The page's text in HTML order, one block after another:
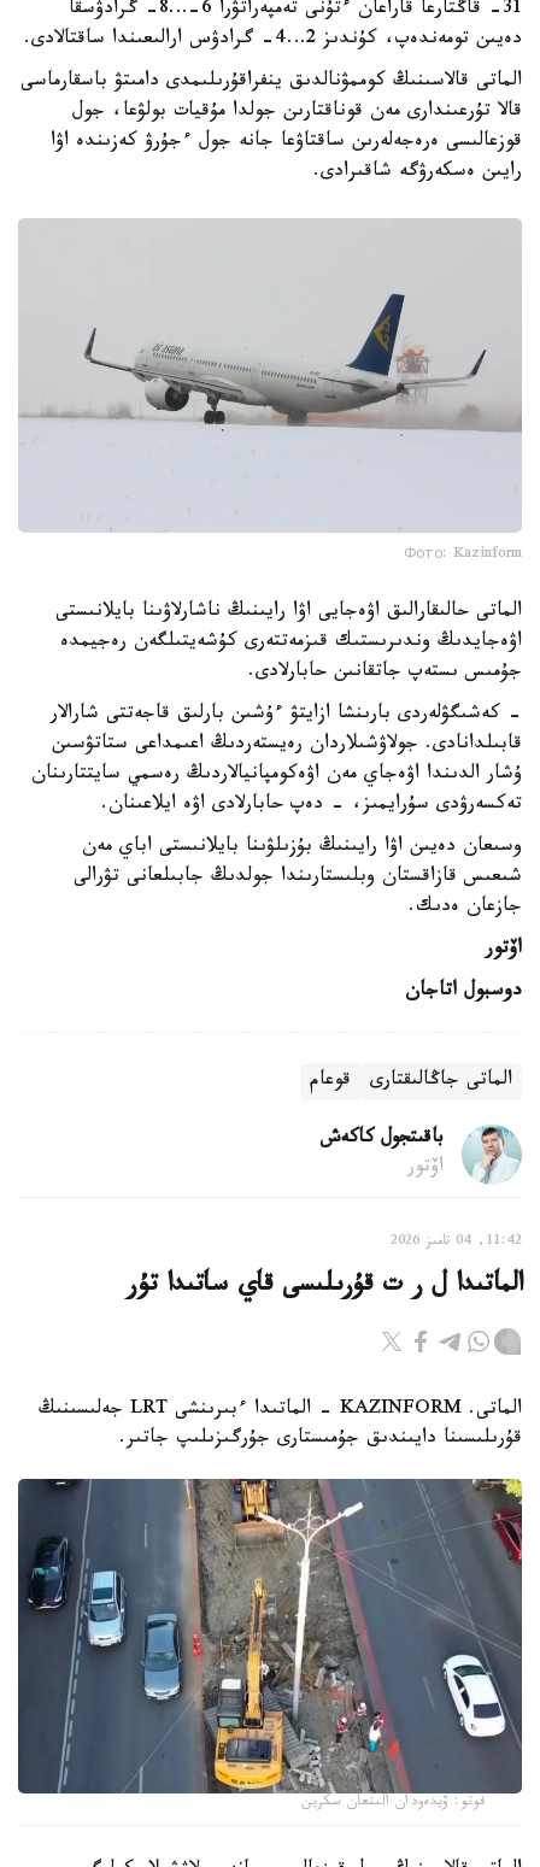
31- قاڭتارعا قاراعان ءتۇنى تەمپەراتۋرا 6-…8- گرادۋسقا
دەيىن تومەندەپ، كۇندىز 2…4- گرادۋس ارالىعىندا ساقتالادى.
الماتى قالاسىنىڭ كوممۋنالدىق ينفراقۇرىلىمدى دامىتۋ باسقارماسى
قالا تۇرعىندارى مەن قوناقتارىن جولدا مۇقيات بولۋعا، جول
قوزعالىسى ەرەجەلەرىن ساقتاۋعا جانە جول ءجۇرۋ كەزىندە اۋا
رايىن ەسكەرۋگە شاقىرادى.
Фото: Kazinform
الماتى حالىقارالىق اۋەجايى اۋا رايىنىڭ ناشارلاۋىنا بايلانىستى
اۋەجايدىڭ وندىرىستىك قىزمەتتەرى كۇشەيتىلگەن رەجيمدە
جۇمىس ىستەپ جاتقانىن حابارلادى.
- كەشىگۋلەردى بارىنشا ازايتۋ ءۇشىن بارلىق قاجەتتى شارالار
قابىلدانادى. جولاۋشىلاردان رەيستەردىڭ اعىمداعى ستاتۋسىن
ۇشار الدىندا اۋەجاي مەن اۋەكومپانيالاردىڭ رەسمي سايتتارىنان
تەكسەرۋدى سۇرايمىز، - دەپ حابارلادى اۋە ايلاعىنان.
وسىعان دەيىن اۋا رايىنىڭ بۇزىلۋىنا بايلانىستى اباي مەن
شىعىس قازاقستان وبلىستارىندا جولدىڭ جابىلعانى تۋرالى
جازعان ەدىك.
اۆتور
دوسبول اتاجان
الماتى جاڭالىقتارى قوعام
باقىتجول كاكەش
اۆتور
11:42, 04 تامىز 2026
الماتىدا ل ر ت قۇرىلىسى قاي ساتىدا تۇر
الماتى. KAZINFORM - الماتىدا ءبىرىنشى LRT جەلىسىنىڭ
قۇرىلىسىنا دايىندىق جۇمىستارى جۇرگىزىلىپ جاتىر.
فوتو: ۆيدەودان الىنعان سكرين